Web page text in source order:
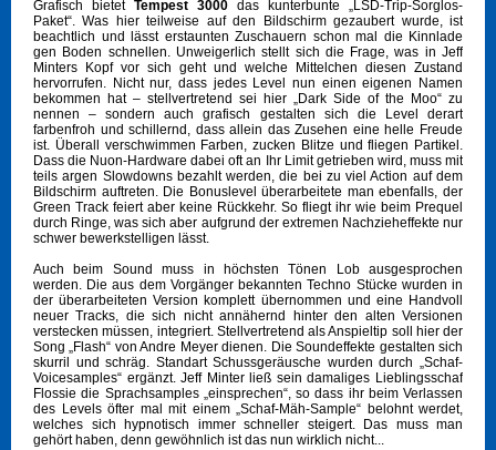
Grafisch bietet Tempest 3000 das kunterbunte „LSD-Trip-Sorglos-
Paket“. Was hier teilweise auf den Bildschirm gezaubert wurde, ist
beachtlich und lässt erstaunten Zuschauern schon mal die Kinnlade
gen Boden schnellen. Unweigerlich stellt sich die Frage, was in Jeff
Minters Kopf vor sich geht und welche Mittelchen diesen Zustand
hervorrufen. Nicht nur, dass jedes Level nun einen eigenen Namen
bekommen hat – stellvertretend sei hier „Dark Side of the Moo“ zu
nennen – sondern auch grafisch gestalten sich die Level derart
farbenfroh und schillernd, dass allein das Zusehen eine helle Freude
ist. Überall verschwimmen Farben, zucken Blitze und fliegen Partikel.
Dass die Nuon-Hardware dabei oft an Ihr Limit getrieben wird, muss mit
teils argen Slowdowns bezahlt werden, die bei zu viel Action auf dem
Bildschirm auftreten. Die Bonuslevel überarbeitete man ebenfalls, der
Green Track feiert aber keine Rückkehr. So fliegt ihr wie beim Prequel
durch Ringe, was sich aber aufgrund der extremen Nachzieheffekte nur
schwer bewerkstelligen lässt.
Auch beim Sound muss in höchsten Tönen Lob ausgesprochen
werden. Die aus dem Vorgänger bekannten Techno Stücke wurden in
der überarbeiteten Version komplett übernommen und eine Handvoll
neuer Tracks, die sich nicht annähernd hinter den alten Versionen
verstecken müssen, integriert. Stellvertretend als Anspieltip soll hier der
Song „Flash“ von Andre Meyer dienen. Die Soundeffekte gestalten sich
skurril und schräg. Standart Schussgeräusche wurden durch „Schaf-
Voicesamples“ ergänzt. Jeff Minter ließ sein damaliges Lieblingsschaf
Flossie die Sprachsamples „einsprechen“, so dass ihr beim Verlassen
des Levels öfter mal mit einem „Schaf-Mäh-Sample“ belohnt werdet,
welches sich hypnotisch immer schneller steigert. Das muss man
gehört haben, denn gewöhnlich ist das nun wirklich nicht...